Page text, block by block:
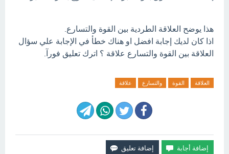
هذا يوضح العلاقة الطردية بين القوة والتسارع.
اذا كان لديك إجابة افضل او هناك خطأ في الإجابة علي سؤال
العلاقة بين القوة والتسارع علاقة ؟ اترك تعليق فورآ.
العلاقة القوة والتسارع علاقة